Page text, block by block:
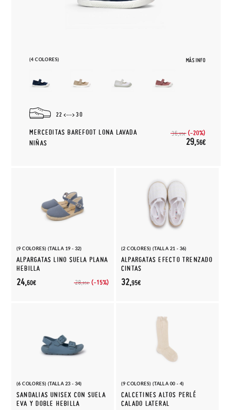
(4 COLORES) MÁS INFO
22 30
MERCEDITAS BAREFOOT LONA LAVADA
NIÑAS
36,95€ (-20%)
29,56€
(9 COLORES) (TALLA 19 - 32)
ALPARGATAS LINO SUELA PLANA
HEBILLA
28,95€ (-15%)
24,60€
(2 COLORES) (TALLA 21 - 36)
ALPARGATAS EFECTO TRENZADO
CINTAS
32,95€
(6 COLORES) (TALLA 23 - 34)
SANDALIAS UNISEX CON SUELA
EVA Y DOBLE HEBILLA
(9 COLORES) (TALLA 00 - 4)
CALCETINES ALTOS PERLÉ
CALADO LATERAL